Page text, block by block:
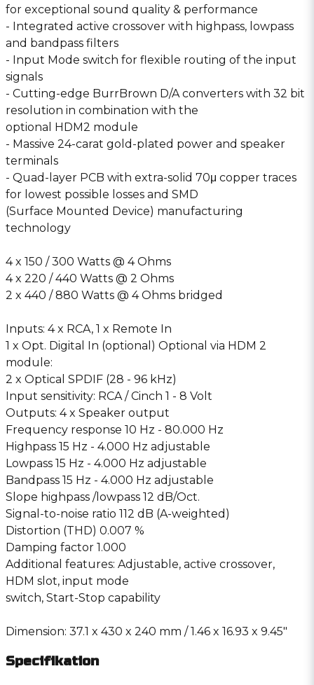
for exceptional sound quality & performance
- Integrated active crossover with highpass, lowpass
and bandpass filters
- Input Mode switch for flexible routing of the input
signals
- Cutting-edge BurrBrown D/A converters with 32 bit
resolution in combination with the
optional HDM2 module
- Massive 24-carat gold-plated power and speaker
terminals
- Quad-layer PCB with extra-solid 70μ copper traces
for lowest possible losses and SMD
(Surface Mounted Device) manufacturing
technology
4 x 150 / 300 Watts @ 4 Ohms
4 x 220 / 440 Watts @ 2 Ohms
2 x 440 / 880 Watts @ 4 Ohms bridged
Inputs: 4 x RCA, 1 x Remote In
1 x Opt. Digital In (optional) Optional via HDM 2
module:
2 x Optical SPDIF (28 - 96 kHz)
Input sensitivity: RCA / Cinch 1 - 8 Volt
Outputs: 4 x Speaker output
Frequency response 10 Hz - 80.000 Hz
Highpass 15 Hz - 4.000 Hz adjustable
Lowpass 15 Hz - 4.000 Hz adjustable
Bandpass 15 Hz - 4.000 Hz adjustable
Slope highpass /lowpass 12 dB/Oct.
Signal-to-noise ratio 112 dB (A-weighted)
Distortion (THD) 0.007 %
Damping factor 1.000
Additional features: Adjustable, active crossover,
HDM slot, input mode
switch, Start-Stop capability
Dimension: 37.1 x 430 x 240 mm / 1.46 x 16.93 x 9.45″
Specifikation